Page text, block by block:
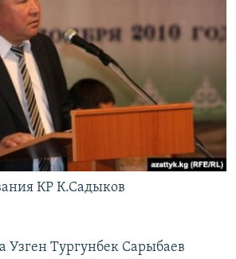
КР К.Садыков
Узген Тургунбек Сарыбаев